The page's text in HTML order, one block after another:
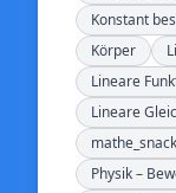
Konstant
Körper
Lineare
Lineare
mathe_snack
Physik –